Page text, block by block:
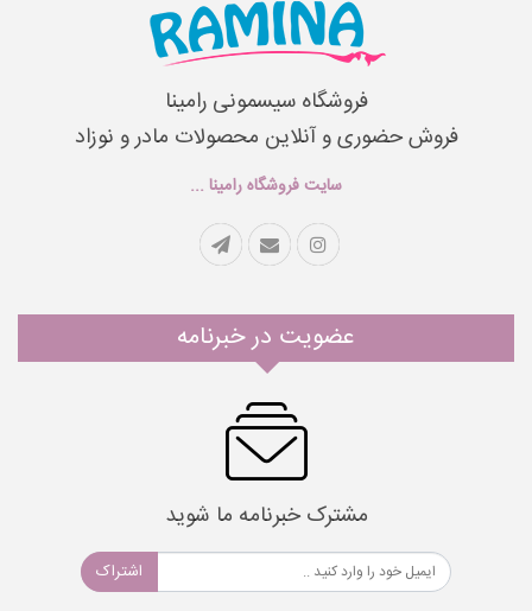
فروشگاه سیسمونی رامینا
فروش حضوری و آنلاین محصولات مادر و نوزاد
سایت فروشگاه رامینا ...
عضویت در خبرنامه
مشترک خبرنامه ما شوید
اشتراک